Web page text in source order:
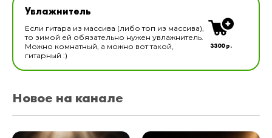
В наличии
Увлажнитель
Если гитара из массива (либо топ из массива),
то зимой ей обязательно нужен увлажнитель.
Можно комнатный, а можно вот такой,
гитарный :)
3300 р.
Новое на канале